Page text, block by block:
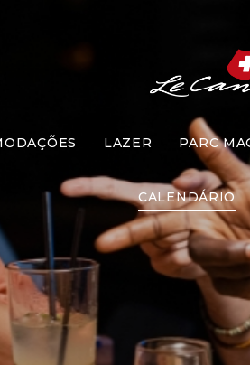
LAZER PARC
CALENDÁRIO